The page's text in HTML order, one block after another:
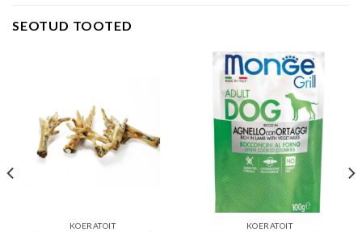
SEOTUD TOOTED
KOERATOIT KOERATOIT